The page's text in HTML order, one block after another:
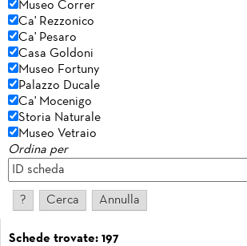
Museo Correr
Ca' Rezzonico
Ca' Pesaro
Casa Goldoni
Museo Fortuny
Palazzo Ducale
Ca' Mocenigo
Storia Naturale
Museo Vetraio
Ordina per
Schede trovate: 197